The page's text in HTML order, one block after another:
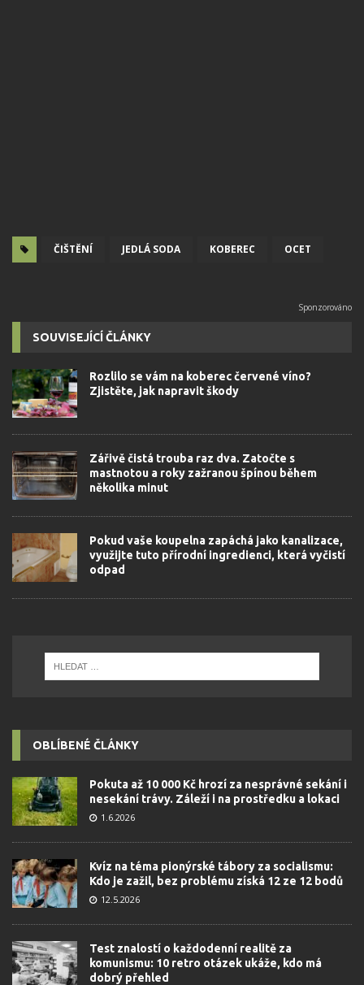
ČIŠTĚNÍ JEDLÁ SODA KOBEREC OCET
SOUVISEJÍCÍ ČLÁNKY
Rozlilo se vám na koberec červené víno?
Zjistěte, jak napravit škody
Zářivě čistá trouba raz dva. Zatočte s
mastnotou a roky zažranou špínou během
několika minut
Pokud vaše koupelna zapáchá jako kanalizace,
využijte tuto přírodní ingredienci, která vyčistí
odpad
OBLÍBENÉ ČLÁNKY
Pokuta až 10 000 Kč hrozí za nesprávné sekání i
nesekání trávy. Záleží i na prostředku a lokaci
1.6.2026
Kvíz na téma pionýrské tábory za socialismu:
Kdo je zažil, bez problému získá 12 ze 12 bodů
12.5.2026
Test znalostí o každodenní realitě za
komunismu: 10 retro otázek ukáže, kdo má
dobrý přehled